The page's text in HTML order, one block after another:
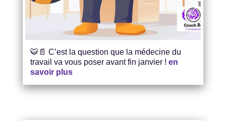
🐯📄 C’est la question que la médecine du
travail va vous poser avant fin janvier ! en
savoir plus